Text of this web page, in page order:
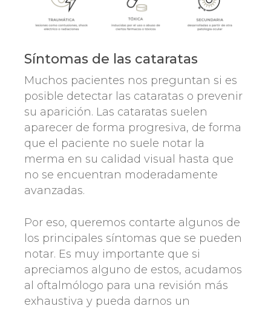
Síntomas de las cataratas
Muchos pacientes nos preguntan si es
posible detectar las cataratas o prevenir
su aparición. Las cataratas suelen
aparecer de forma progresiva, de forma
que el paciente no suele notar la
merma en su calidad visual hasta que
no se encuentran moderadamente
avanzadas.
Por eso, queremos contarte algunos de
los principales síntomas que se pueden
notar. Es muy importante que si
apreciamos alguno de estos, acudamos
al oftalmólogo para una revisión más
exhaustiva y pueda darnos un